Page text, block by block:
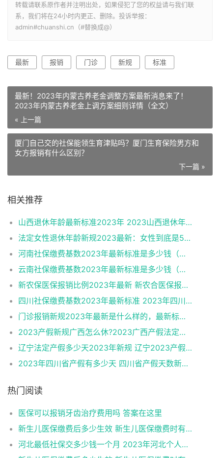
转载请联系原作者并注明出处，如果侵犯了您的权益请与我们联
系，我们将在24小时内更正、删除。投诉举报：
admin#chuanshi.cn（#替换成@）
最新 报销 门诊 新规 标准
最新！2023年内蒙古养老金调整方案最新消息来了！
2023年内蒙古养老金上调方案细则详情（全文）
« 上一篇
厦门自己交的社保能领生育津贴吗？厦门生育保险男方和
女方报销有什么区别？
下一篇 »
相关推荐
山西退休年龄最新标准2023年 2023山西退休年龄新规是多少？
法定女性退休年龄新规2023最新：女性到底是50岁还是55岁退休？
河南社保缴费基数2023年最新标准是多少钱（最新）
云南社保缴费基数2023年最新标准是多少钱（最新）
新农保医保报销比例2023年最新 新农合医保报销比例是多少
四川社保缴费基数2023年最新标准 2023年四川社保怎么缴费？
门诊报销新规2023年最新是什么样的，最新标准如下
2023产假新规广西怎么休?2023广西产假法定多少天?（最新）
辽宁法定产假多少天2023年新规 辽宁2023产假新标准（最新）
2023年四川省产假有多少天 四川省产假天数新规2023年（最新）
热门阅读
医保可以报销牙齿治疗费用吗 答案在这里
新生儿医保缴费后多少生效 新生儿医保缴费时有何注意事项
河北最低社保交多少钱一个月 2023年河北个人社保缴费标准